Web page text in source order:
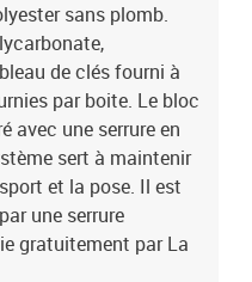
sans plomb.
de clés fourni à
par boite. Le bloc
avec une serrure en
sert à maintenir
et la pose. Il est
une serrure
gratuitement par La